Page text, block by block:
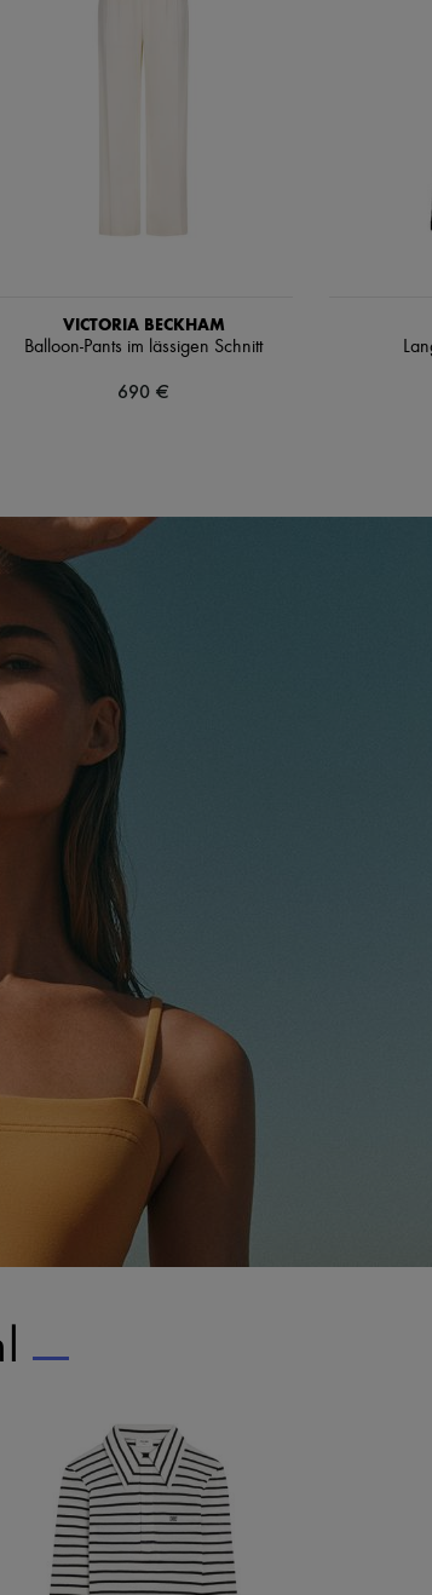
VICTORIA BECKHAM
Balloon-Pants im lässigen Schnitt
690 €